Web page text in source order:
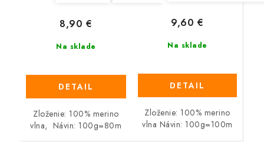
Na sklade
8,90 €
DETAIL
Zloženie: 100% merino
vlna, Návin: 100g=80m
Na sklade
9,60 €
DETAIL
Zloženie: 100% merino
vlna Návin: 100g=100m